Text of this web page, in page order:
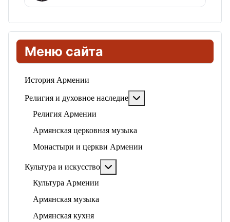
Меню сайта
История Армении
Религия и духовное наследие
Религия Армении
Армянская церковная музыка
Монастыри и церкви Армении
Культура и искусство
Культура Армении
Армянская музыка
Армянская кухня